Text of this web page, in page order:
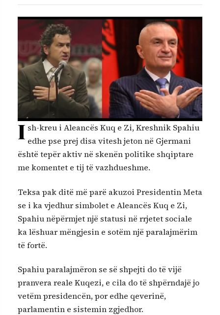
I sh-kreu i Aleancës Kuq e Zi, Kreshnik Spahiu
edhe pse prej disa vitesh jeton në Gjermani
është tepër aktiv në skenën politike shqiptare
me komentet e tij të vazhdueshme.
Teksa pak ditë më parë akuzoi Presidentin Meta
se i ka vjedhur simbolet e Aleancës Kuq e Zi,
Spahiu nëpërmjet një statusi në rrjetet sociale
ka lëshuar mëngjesin e sotëm një paralajmërim
të fortë.
Spahiu paralajmëron se së shpejti do të vijë
pranvera reale Kuqezi, e cila do të shpërndajë jo
vetëm presidencën, por edhe qeverinë,
parlamentin e sistemin zgjedhor.